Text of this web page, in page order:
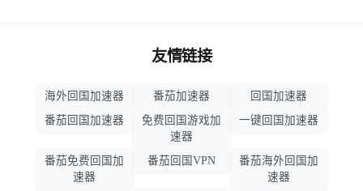
友情链接
海外回国加速器 番茄加速器
回国加速器
番茄回国加速器
免费回国游戏加
速器
一键回国加速器
番茄免费回国加
速器
番茄回国VPN
番茄海外回国加
速器